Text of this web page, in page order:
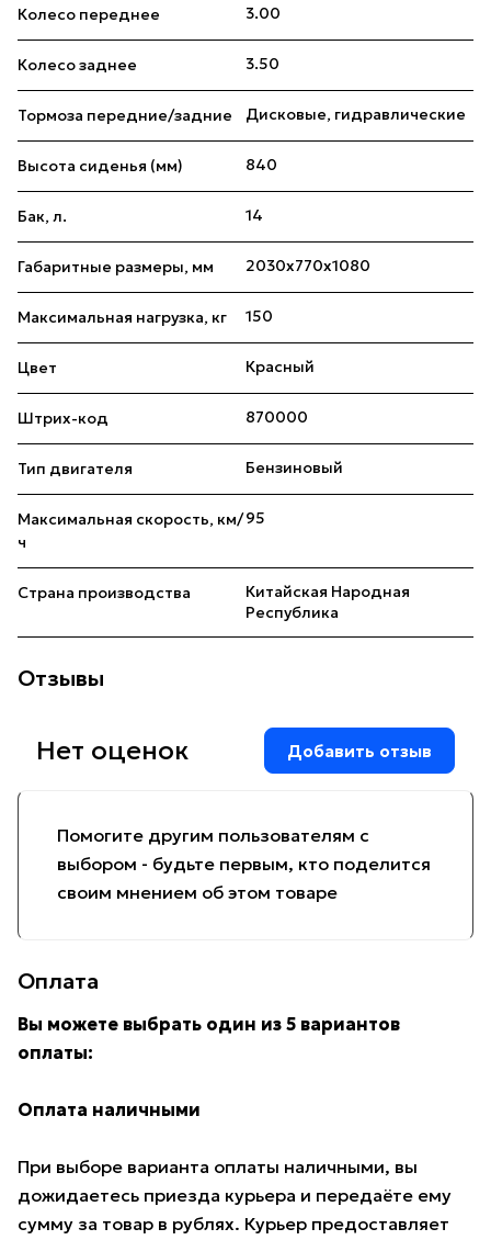
Колесо переднее 3.00
Колесо заднее 3.50
Тормоза передние/задние Дисковые, гидравлические
Высота сиденья (мм) 840
Бак, л. 14
Габаритные размеры, мм 2030х770х1080
Максимальная нагрузка, кг 150
Цвет Красный
Штрих-код 870000
Тип двигателя Бензиновый
Максимальная скорость, км/
ч
95
Страна производства
Китайская Народная
Республика
Отзывы
Помогите другим пользователям с
выбором - будьте первым, кто поделится
своим мнением об этом товаре
Нет оценок Добавить отзыв
Оплата
Вы можете выбрать один из 5 вариантов
оплаты:
Оплата наличными
При выборе варианта оплаты наличными, вы
дожидаетесь приезда курьера и передаёте ему
сумму за товар в рублях. Курьер предоставляет